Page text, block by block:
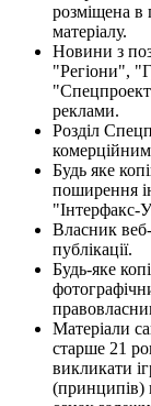
розміщена в
матеріалу.
Новини з
"Регіони",
реклами.
Розділ
Будь яке
поширення
"Інтерфакс-
Власник
публікації.
Будь-яке
Матеріали
старше 21
викликати
(принципів)